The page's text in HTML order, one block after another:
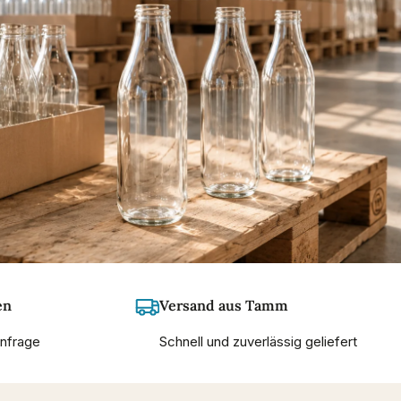
Versand aus Tamm
Schnell und zuverlässig geliefert